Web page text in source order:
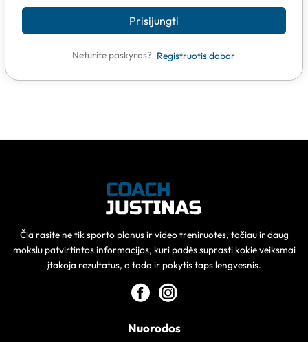
Prisijungti
Neturite paskyros? Registruotis dabar
Čia rasite ne tik sporto planus ir video treniruotes, tačiau ir daug
mokslu patvirtintos informacijos, kuri padės suprasti kokie veiksmai
įtakoja rezultatus, o tada ir pokytis taps lengvesnis.
Nuorodos